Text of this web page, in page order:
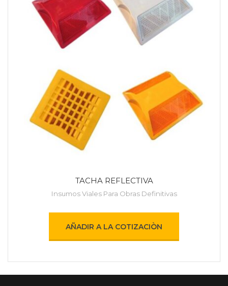
TACHA REFLECTIVA
Insumos Viales Para Obras Definitivas
AÑADIR A LA COTIZACIÒN